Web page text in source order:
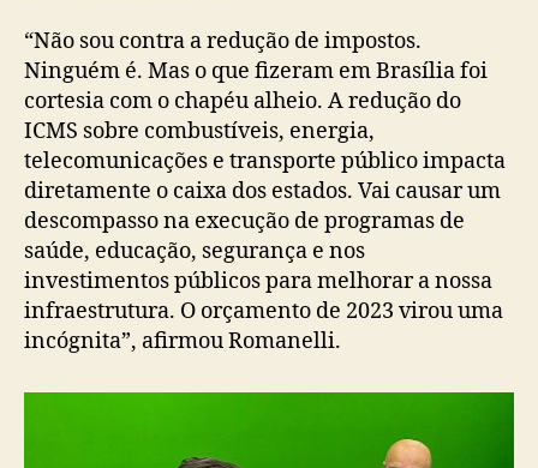
“Não sou contra a redução de impostos.
Ninguém é. Mas o que fizeram em Brasília foi
cortesia com o chapéu alheio. A redução do
ICMS sobre combustíveis, energia,
telecomunicações e transporte público impacta
diretamente o caixa dos estados. Vai causar um
descompasso na execução de programas de
saúde, educação, segurança e nos
investimentos públicos para melhorar a nossa
infraestrutura. O orçamento de 2023 virou uma
incógnita”, afirmou Romanelli.